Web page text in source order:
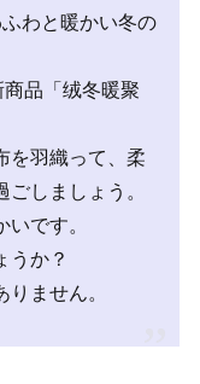
わと暖かい冬の
品「绒冬暖聚
を羽織って、柔
しましょう。
です。
うか？
ません。